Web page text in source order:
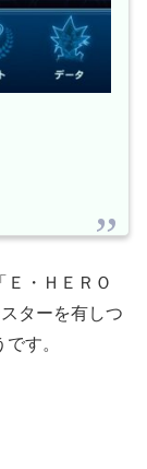
Ｅ・ＨＥＲＯ
ターを有しつ
す。